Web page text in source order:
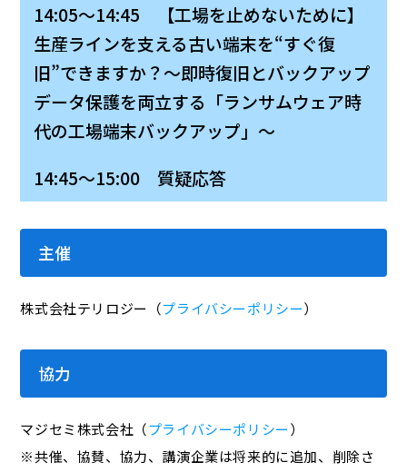
14:05～14:45 【工場を止めないために】
生産ラインを支える古い端末を“すぐ復
旧”できますか？～即時復旧とバックアップ
データ保護を両立する「ランサムウェア時
代の工場端末バックアップ」～
14:45～15:00 質疑応答
主催
株式会社テリロジー（プライバシーポリシー）
協力
マジセミ株式会社（プライバシーポリシー）
※共催、協賛、協力、講演企業は将来的に追加、削除さ